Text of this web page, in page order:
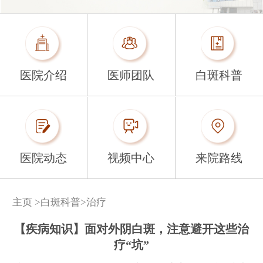
医院介绍 医师团队 白斑科普
医院动态 视频中心 来院路线
主页 >白斑科普>治疗
【疾病知识】面对外阴白斑，注意避开这些治
疗“坑”